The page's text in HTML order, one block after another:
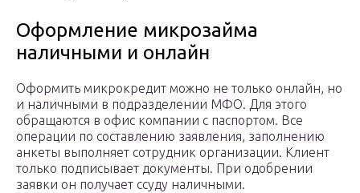
Оформление микрозайма
наличными и онлайн
Оформить микрокредит можно не только онлайн, но
и наличными в подразделении МФО. Для этого
обращаются в офис компании с паспортом. Все
операции по составлению заявления, заполнению
анкеты выполняет сотрудник организации. Клиент
только подписывает документы. При одобрении
заявки он получает ссуду наличными.